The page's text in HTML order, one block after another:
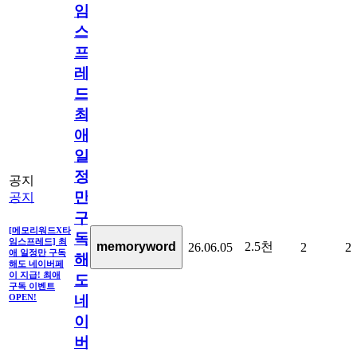
공지
공지
[메모리워드X타
임스프레드] 최
애 일정만 구독
해도 네이버페
이 지급! 최애
구독 이벤트
OPEN!
임
스
프
레
드]
최
애
일
정
만
구
독
해
도
네
이
버
memoryword 26.06.05 2.5천 2 2